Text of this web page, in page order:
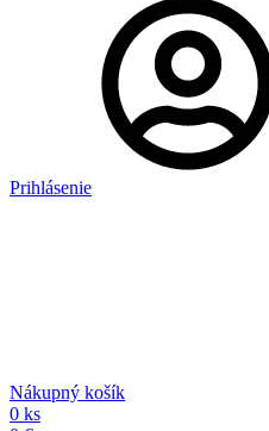
Prihlásenie
Nákupný košík
0 ks